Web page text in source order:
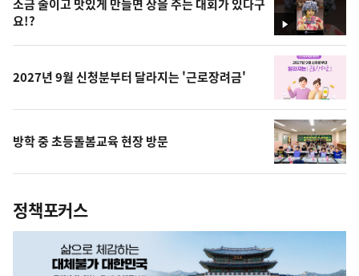
영
상
소금 줄이고 맛있게 만들면 상을 주는 대회가 있다구
요!?
2027년 9월 신청분부터 달라지는 '근로장려금'
방학 중 초등돌봄교육 현장 방문
정책포커스